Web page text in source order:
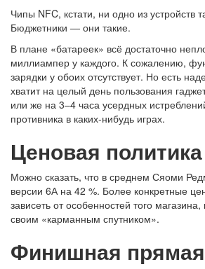
Чипы NFC, кстати, ни одно из устройств
Бюджетники — они такие.
В плане «батареек» всё достаточно
миллиампер у каждого. К сожалению,
зарядки у обоих отсутствует. Но есть
хватит на целый день пользования
или же на 3–4 часа усердных
противника в каких-нибудь играх.
Ценовая политика
Можно сказать, что в среднем Сяоми
версии 6А на 42 %. Более конкретные
зависеть от особенностей того
своим «карманным спутником».
Финишная прямая